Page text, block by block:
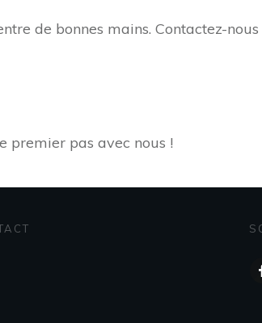
de bonnes mains. Contactez-
premier pas avec nous !